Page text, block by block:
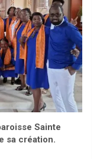
Sainte
sa création.